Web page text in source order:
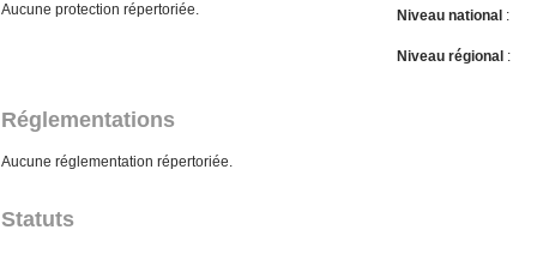
Aucune protection répertoriée. Niveau national :
Niveau régional :
Réglementations
Aucune réglementation répertoriée.
Statuts